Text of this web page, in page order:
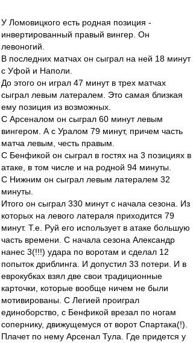
У Ломовицкого есть родная позиция -
инвертированный правый вингер. Он
левоногий.
В последних матчах он сыграл на ней 18 минут
с Уфой и Наполи.
До этого он играл 47 минут в трех матчах
сыграл левым латералем. Это самая близкая
ему позиция из возможных.
С Арсеналом он сыграл 60 минут левым
вингером. А с Уралом 79 минут, причем часть
матча левым, честь правым.
С Бенфикой он сыграл в гостях на 3 позициях в
атаке, в том числе и на родной 94 минуты.
С Нижним он сыграл левым латералем 32
минуты.
Итого он сыграл 330 минут с начала сезона. Из
которых на левого латераля приходится 79
минут. Т.е. Руй его использует в атаке большую
часть времени. С начала сезона Александр
нанес 3(!!!) удара по воротам и сделал 12
попыток дриблинга. И допустил 33 потери. И в
еврокубках взял две свои традиционные
карточки, которые вообще ничем не были
мотивированы. С Легией проиграл
единоборство, с Бенфикой врезал по ногам
сопернику, движущемуся от ворот Спартака(!).
Плачет по нему Арсенал Тула. Где придется у